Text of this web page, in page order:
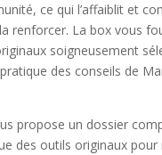
ce qui l’affaiblit et
renforcer. La box vous
soigneusement
des conseils de
propose un dossier
des outils originaux